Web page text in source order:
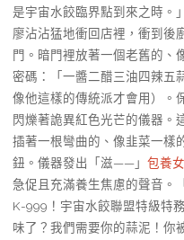
是宇宙水餃臨界點到來之時。
廖沾沾猛地衝回店裡，衝到後
門。暗門裡放著一個老舊的、
密碼：「一醬二醋三油四辣五
像他這樣的傳統派才會用）。
閃爍著詭異紅色光芒的儀器。
插著一根彎曲的、像韭菜一樣
鈕。儀器發出「滋——」 包養
急促且充滿養生焦慮的聲音。
K-999！宇宙水餃聯盟特級特
味了？我們需要你的蒜泥！你